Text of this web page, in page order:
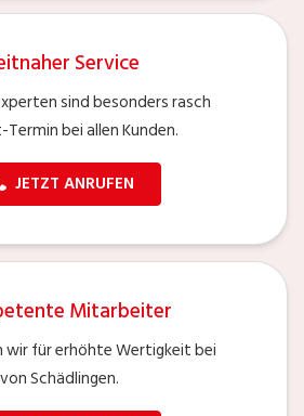
Service
sind besonders rasch
bei allen Kunden.
JETZT ANRUFEN
Mitarbeiter
wir für erhöhte Wertigkeit bei
Schädlingen.